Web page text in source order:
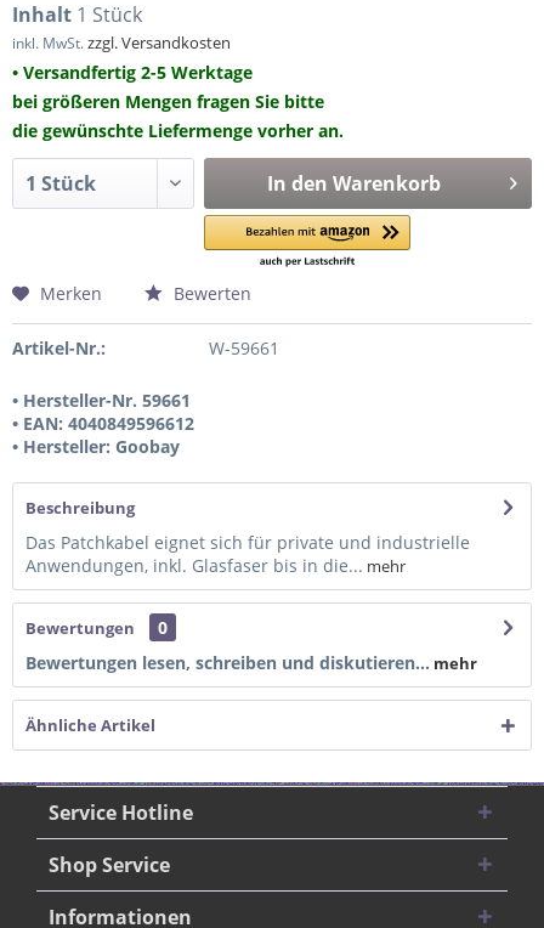
Inhalt 1 Stück
inkl. MwSt.zzgl. Versandkosten
• Versandfertig 2-5 Werktage
bei größeren Mengen fragen Sie bitte
die gewünschte Liefermenge vorher an.
In den Warenkorb
Merken Bewerten
Artikel-Nr.: W-59661
• Hersteller-Nr. 59661
• EAN: 4040849596612
• Hersteller: Goobay
Beschreibung
Das Patchkabel eignet sich für private und industrielle
Anwendungen, inkl. Glasfaser bis in die... mehr
Bewertungen
0
Bewertungen lesen, schreiben und diskutieren... mehr
Ähnliche Artikel
Service Hotline
Shop Service
Informationen